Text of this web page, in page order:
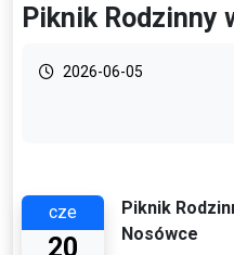
Piknik Rodzinny
2026-06-05
cze
20
Piknik
Nosówce